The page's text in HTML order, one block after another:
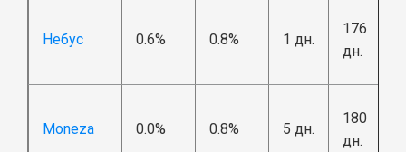
Небус 0.6% 0.8% 1 дн.
176
дн.
Moneza 0.0% 0.8% 5 дн.
180
дн.